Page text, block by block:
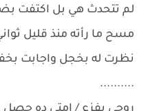
لم تتحدث هي بل اكتفت
مسح ما رأته منذ قليل
نظرت له بخجل واجابت
..........